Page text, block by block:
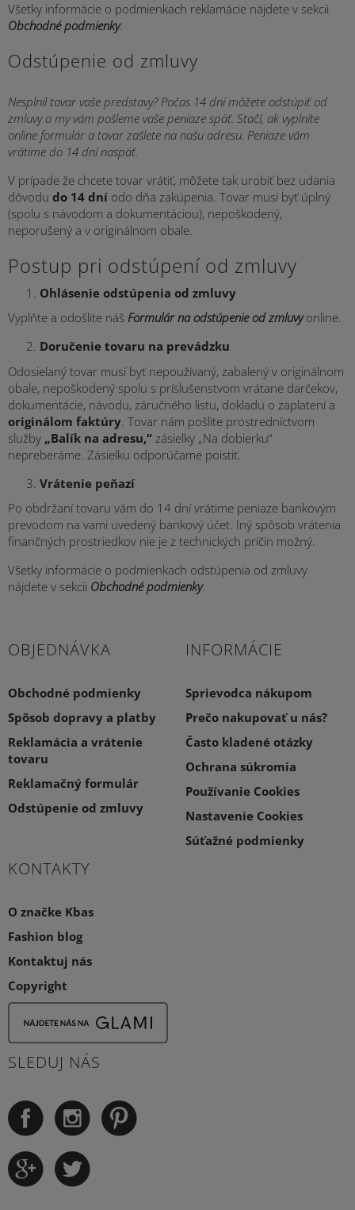
Všetky informácie o podmienkach reklamácie nájdete v sekcii
Obchodné podmienky.
Odstúpenie od zmluvy
Nesplnil tovar vaše predstavy? Počas 14 dní môžete odstúpiť od
zmluvy a my vám pošleme vaše peniaze späť. Stačí, ak vyplníte
online formulár a tovar zašlete na našu adresu. Peniaze vám
vrátime do 14 dní naspäť.
V prípade že chcete tovar vrátiť, môžete tak urobiť bez udania
dôvodu do 14 dní odo dňa zakúpenia. Tovar musí byť úplný
(spolu s návodom a dokumentáciou), nepoškodený,
neporušený a v originálnom obale.
Postup pri odstúpení od zmluvy
Ohlásenie odstúpenia od zmluvy
Vyplňte a odošlite náš Formulár na odstúpenie od zmluvyonline.
Doručenie tovaru na prevádzku
Odosielaný tovar musí byť nepoužívaný, zabalený v originálnom
obale, nepoškodený spolu s príslušenstvom vrátane darčekov,
dokumentácie, návodu, záručného listu, dokladu o zaplatení a
originálom faktúry . Tovar nám pošlite prostredníctvom
služby „Balík na adresu,“ zásielky „Na dobierku“
nepreberáme. Zásielku odporúčame poistiť.
Vrátenie peňazí
Po obdržaní tovaru vám do 14 dní vrátime peniaze bankovým
prevodom na vami uvedený bankový účet. Iný spôsob vrátenia
finančných prostriedkov nie je z technických príčin možný.
Všetky informácie o podmienkach odstúpenia od zmluvy
nájdete v sekcii Obchodné podmienky.
OBJEDNÁVKA
Obchodné podmienky
Spôsob dopravy a platby
Reklamácia a vrátenie
tovaru
Reklamačný formulár
Odstúpenie od zmluvy
INFORMÁCIE
Sprievodca nákupom
Prečo nakupovať u nás?
Často kladené otázky
Ochrana súkromia
Používanie Cookies
Nastavenie Cookies
Súťažné podmienky
KONTAKTY
O značke Kbas
Fashion blog
Kontaktuj nás
Copyright
SLEDUJ NÁS